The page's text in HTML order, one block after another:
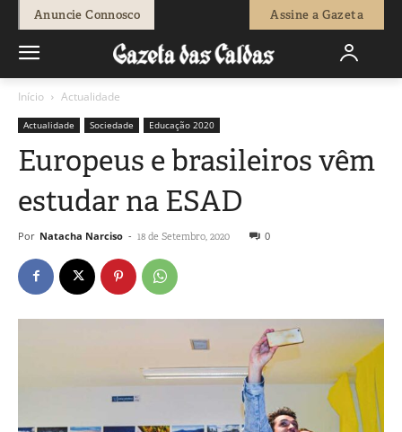
Anuncie Connosco Assine a Gazeta
Início Actualidade
Actualidade Sociedade Educação 2020
Europeus e brasileiros vêm
estudar na ESAD
Por Natacha Narciso - 18 de Setembro, 2020 0